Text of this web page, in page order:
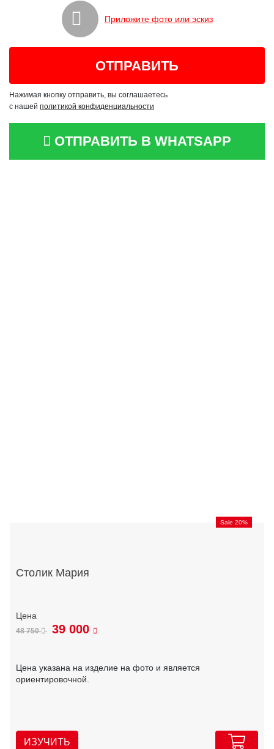
Приложите фото или эскиз
Нажимая кнопку отправить, вы соглашаетесь
с нашей политикой конфиденциальности
ОТПРАВИТЬ В WHATSAPP
Sale 20%
Столик Мария
48 750 39 000
Цена указана на изделие на фото и является
ориентировочной.
ИЗУЧИТЬ